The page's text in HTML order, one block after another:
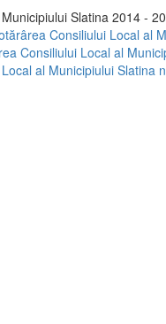
Slatina 2014 -
Consiliului Local al
Consiliului Local al
al Municipiului Slatina